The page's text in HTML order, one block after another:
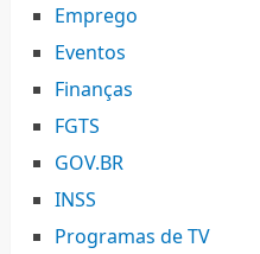
Emprego
Eventos
Finanças
FGTS
GOV.BR
INSS
Programas de TV